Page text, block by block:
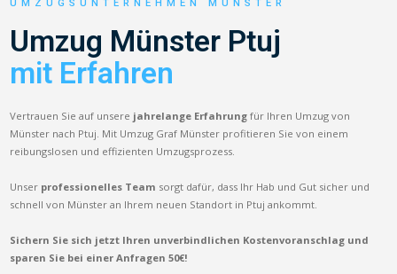
UMZUGSUNTERNEHMEN MÜNSTER
Umzug Münster Ptuj
mit Erfahren
Vertrauen Sie auf unsere jahrelange Erfahrung für Ihren Umzug von
Münster nach Ptuj. Mit Umzug Graf Münster profitieren Sie von einem
reibungslosen und effizienten Umzugsprozess.
Unser professionelles Team sorgt dafür, dass Ihr Hab und Gut sicher und
schnell von Münster an Ihrem neuen Standort in Ptuj ankommt.
Sichern Sie sich jetzt Ihren unverbindlichen Kostenvoranschlag und
sparen Sie bei einer Anfragen 50€!